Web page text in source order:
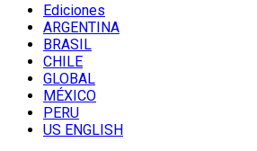
Ediciones
ARGENTINA
BRASIL
CHILE
GLOBAL
MÉXICO
PERU
US ENGLISH